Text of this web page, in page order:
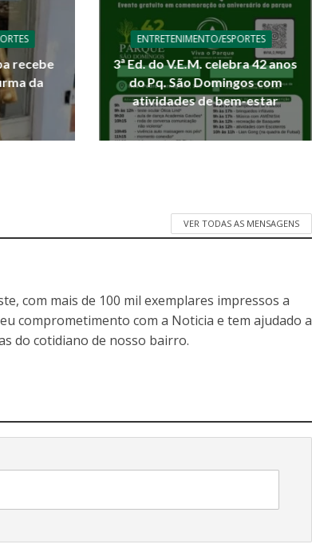
recebe
da
ENTRETENIMENTO/ESPORTES
3ª Ed. do V.E.M. celebra 42 anos
do Pq. São Domingos com
atividades de bem-estar
VER TODAS AS MENSAGENS
com mais de 100 mil exemplares impressos a
comprometimento com a Noticia e tem ajudado a
do cotidiano de nosso bairro.